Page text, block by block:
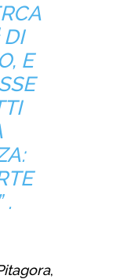
DI
E
.
,